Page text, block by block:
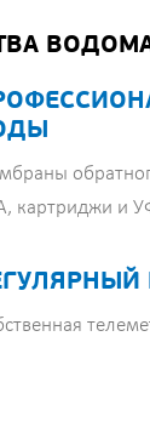
картриджи и